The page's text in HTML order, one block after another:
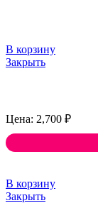
В корзину
Закрыть
2,700 ₽
В корзину
Закрыть